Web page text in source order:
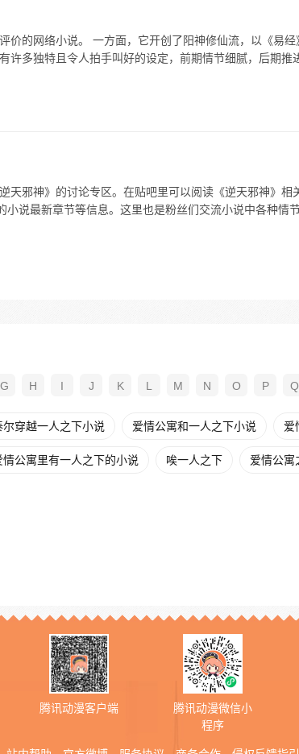
价的网络小说。 一方面，它开创了阳神修仙流，以《易经
许多独特且令人拍手叫好的设定，前期情节细腻，后期推
天邪神》的讨论专区。在贴吧里可以阅读《逆天邪神》相
小说最新章节等信息。这里也是粉丝们交流小说中各种情
G H I J K L M N O P Q
尔穿越一人之下小说 爱情公寓和一人之下小说 爱
情公寓里有一人之下的小说 唉一人之下 爱情公寓
腾讯动漫客户端
腾讯动漫微信小
程序